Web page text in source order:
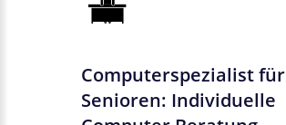
Computerspezialist für
Senioren: Individuelle